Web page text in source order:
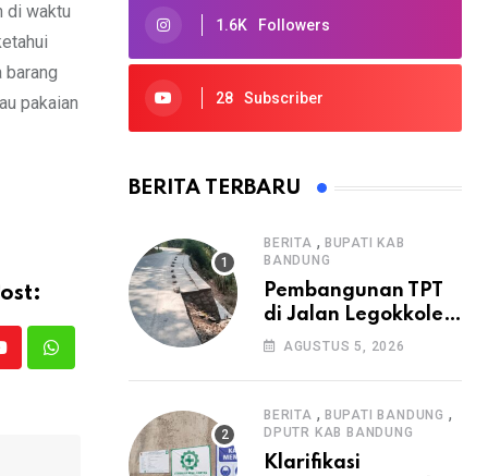
di waktu
barang
pakaian
Whatsapp
1.6K Followers
28 Subscriber
BERITA TERBARU
BERITA , BUPATI KAB
BANDUNG
Pembangunan TPT
di Jalan Legokkole
Rawabogo Disorot
Tanpa Papan
Informasi Proyek
AGUSTUS 5, 2026
BERITA , BUPATI BANDUNG ,
DPUTR KAB BANDUNG
Klarifikasi